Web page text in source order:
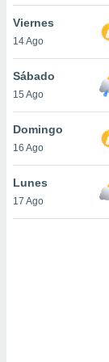
sitio
En
sean
el sitio
ni para
o
Viernes
14 Ago
Sábado
15 Ago
Domingo
16 Ago
Lunes
17 Ago